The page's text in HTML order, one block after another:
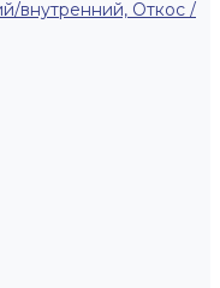
внутренний, Откос /